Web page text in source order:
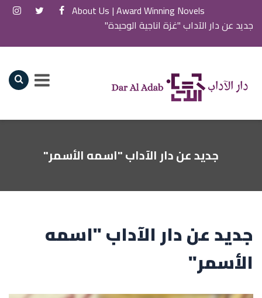
Award Winning Novels |
About Us
جديد عن دار الآداب "غزة اناجية الوحيدة"
جديد عن دار الآداب "اسمه الأسمر"
جديد عن دار الآداب "اسمه
الأسمر"